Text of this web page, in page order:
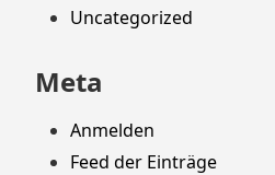
Uncategorized
Meta
Anmelden
Feed der Einträge